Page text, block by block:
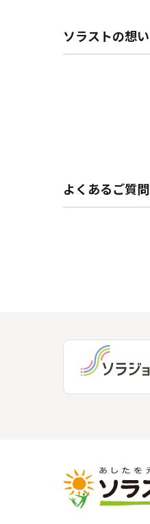
ソラストの想い
よくあるご質問